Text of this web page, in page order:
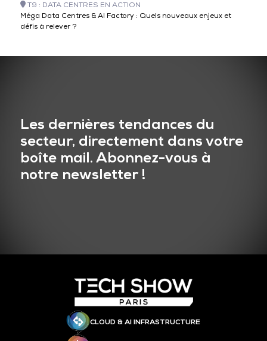
T9 : DATA CENTRES EN ACTION
Méga Data Centres & AI Factory : Quels nouveaux enjeux et
défis à relever ?
Les dernières tendances du
secteur, directement dans votre
boîte mail. Abonnez-vous à
notre newsletter !
CLOUD & AI INFRASTRUCTURE